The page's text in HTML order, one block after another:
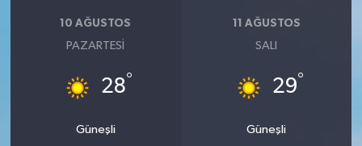
10 AĞUSTOS
PAZARTESI
28°
Güneşli
11 AĞUSTOS
SALI
29°
Güneşli